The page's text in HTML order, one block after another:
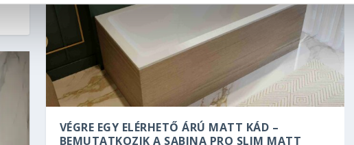
VÉGRE EGY ELÉRHETŐ ÁRÚ MATT KÁD –
BEMUTATKOZIK A SABINA PRO SLIM MATT